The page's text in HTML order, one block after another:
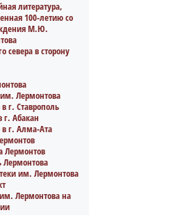
литература,
100-летию со
М.Ю.
севера в сторону
Лермонтова
в г. Ставрополь
г. Абакан
в г. Алма-Ата
Лермонтов
им. Лермонтова
Лермонтова на